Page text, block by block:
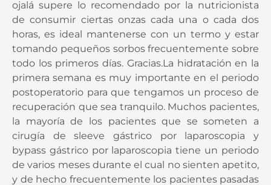
ojalá supere lo recomendado por la nutricionista
de consumir ciertas onzas cada una o cada dos
horas, es ideal mantenerse con un termo y estar
tomando pequeños sorbos frecuentemente sobre
todo los primeros días. Gracias.La hidratación en la
primera semana es muy importante en el periodo
postoperatorio para que tengamos un proceso de
recuperación que sea tranquilo. Muchos pacientes,
la mayoría de los pacientes que se someten a
cirugía de sleeve gástrico por laparoscopia y
bypass gástrico por laparoscopia tiene un periodo
de varios meses durante el cual no sienten apetito,
y de hecho frecuentemente los pacientes pasadas